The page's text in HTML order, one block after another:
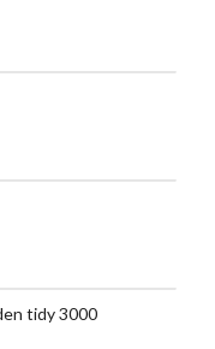
tidy 3000